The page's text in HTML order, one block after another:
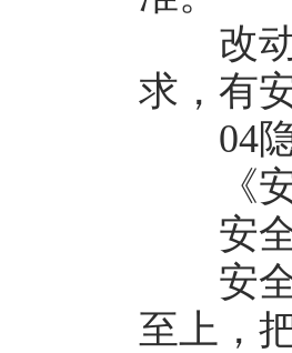
改动
求，有
04隐
《安
安全
安全
至上，